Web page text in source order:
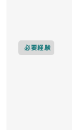
必要経験